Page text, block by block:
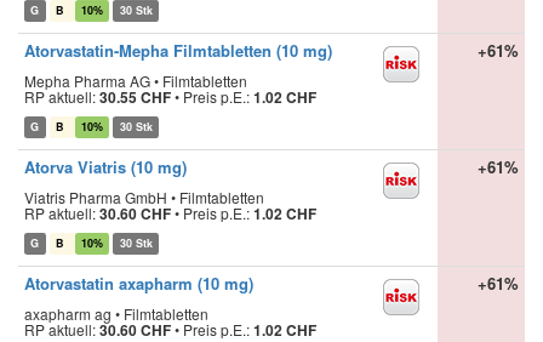
G B 10% 30 Stk
Atorvastatin-Mepha Filmtabletten (10 mg)
Mepha Pharma AG • Filmtabletten
RP aktuell:30.55 CHF• Preis p.E.:1.02 CHF
G B 10% 30 Stk
+61%
Atorva Viatris (10 mg)
Viatris Pharma GmbH • Filmtabletten
RP aktuell:30.60 CHF• Preis p.E.:1.02 CHF
G B 10% 30 Stk
+61%
Atorvastatin axapharm (10 mg)
axapharm ag • Filmtabletten
RP aktuell:30.60 CHF• Preis p.E.:1.02 CHF
+61%